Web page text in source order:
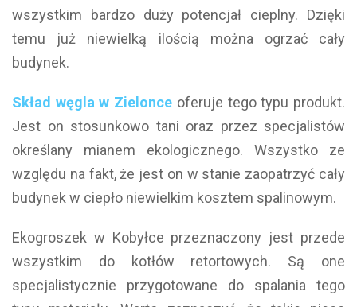
wszystkim bardzo duży potencjał cieplny. Dzięki
temu już niewielką ilością można ogrzać cały
budynek.
Skład węgla w Zielonce oferuje tego typu produkt.
Jest on stosunkowo tani oraz przez specjalistów
określany mianem ekologicznego. Wszystko ze
względu na fakt, że jest on w stanie zaopatrzyć cały
budynek w ciepło niewielkim kosztem spalinowym.
Ekogroszek w Kobyłce przeznaczony jest przede
wszystkim do kotłów retortowych. Są one
specjalistycznie przygotowane do spalania tego